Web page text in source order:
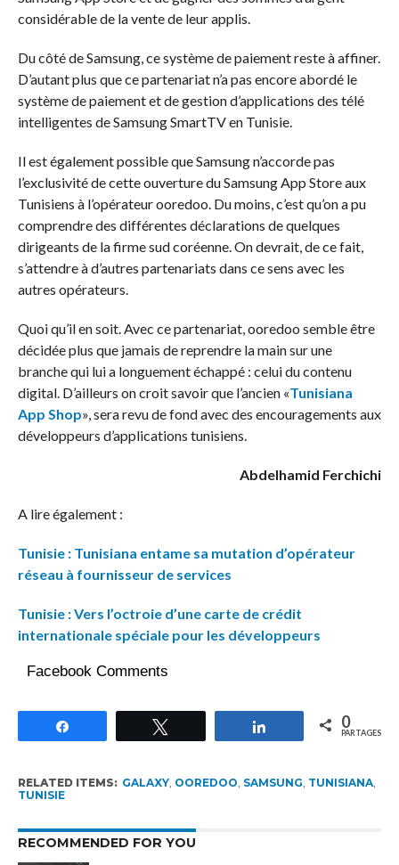
considérable de la vente de leur applis.
Du côté de Samsung, ce système de paiement reste à affiner.
D’autant plus que ce partenariat n’a pas encore abordé le
système de paiement et de gestion d’applications des télé
intelligentes de Samsung SmartTV en Tunisie.
Il est également possible que Samsung n’accorde pas
l’exclusivité de cette ouverture du Samsung App Store aux
Tunisiens à l’opérateur ooredoo. Du moins, c’est qu’on a pu
comprendre des différentes déclarations de quelques
dirigeants de la firme sud coréenne. On devrait, de ce fait,
s’attendre à d’autres partenariats dans ce sens avec les
autres opérateurs.
Quoi qu’il en soit. Avec ce partenariat, ooredoo semble être
décidée plus que jamais de reprendre la main sur une
branche qui lui a longuement échappé : celui du contenu
digital. D’ailleurs on croit savoir que l’ancien «Tunisiana
App Shop», sera revu de fond avec des encouragements aux
développeurs d’applications tunisiens.
Abdelhamid Ferchichi
A lire également :
Tunisie : Tunisiana entame sa mutation d’opérateur
réseau à fournisseur de services
Tunisie : Vers l’octroie d’une carte de crédit
internationale spéciale pour les développeurs
Facebook Comments
Partagez 0
PARTAGES
RELATED ITEMS: GALAXY, OOREDOO, SAMSUNG, TUNISIANA,
TUNISIE
RECOMMENDED FOR YOU